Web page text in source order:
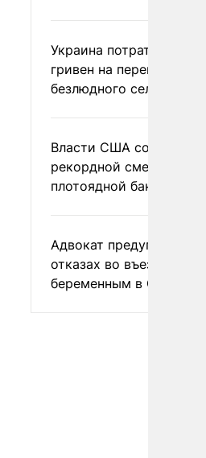
Украина потратила 1
гривен на
безлюдного села
Власти США сообщили
рекордной смертности
плотоядной бактерии
Адвокат предупредил
отказах во въезде
беременным в США